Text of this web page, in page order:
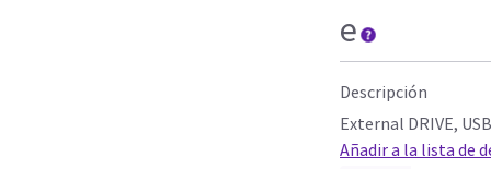
e
Descripción
External DRIVE, USB
Añadir a la lista de